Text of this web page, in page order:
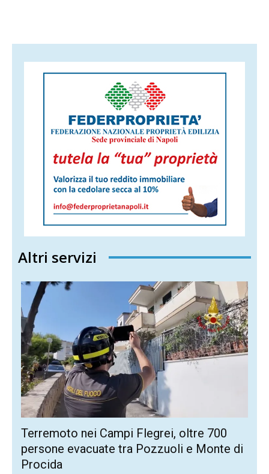
Altri servizi
Terremoto nei Campi Flegrei, oltre 700
persone evacuate tra Pozzuoli e Monte di
Procida